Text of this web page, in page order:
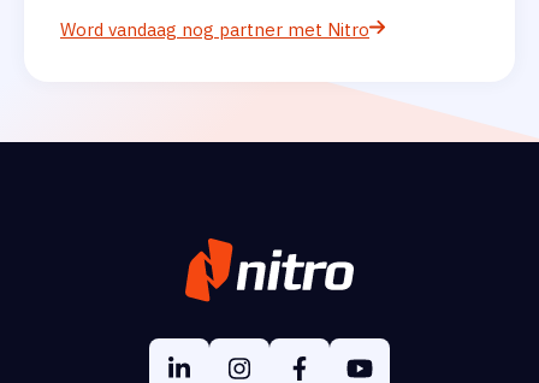
Word vandaag nog partner met Nitro